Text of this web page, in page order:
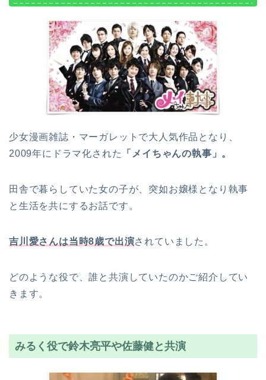
少女漫画雑誌・マーガレットで大人気作品となり、
2009年にドラマ化された
「メイちゃんの執事」。
田舎で暮らしていた女の子が、突如お嬢様となり執事
と生活を共にするお話です。
吉川愛さんは当時8歳で出演されていました。
どのような役で、誰と共演していたのかご紹介してい
きます。
みるく役で鈴木亮平や佐藤健と共演